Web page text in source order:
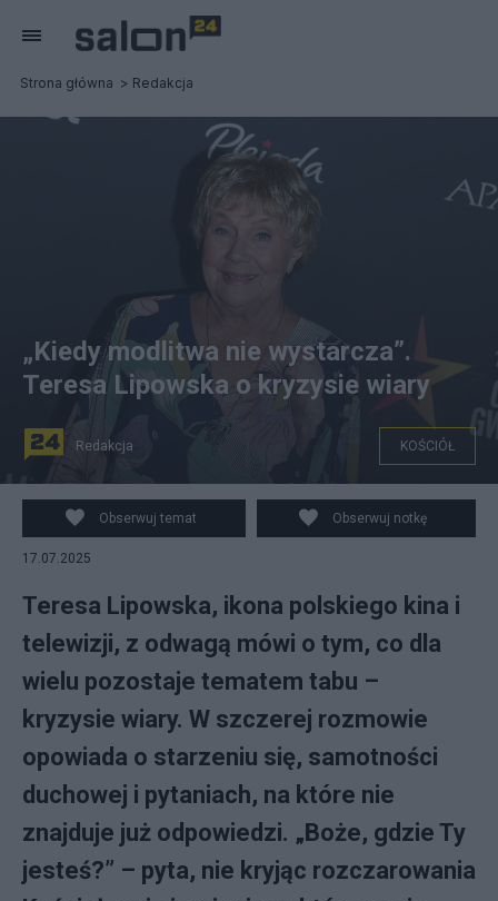
Strona główna Redakcja
„Kiedy modlitwa nie wystarcza”.
Teresa Lipowska o kryzysie wiary
Redakcja KOŚCIÓŁ
Obserwuj temat Obserwuj notkę
17.07.2025
Teresa Lipowska, ikona polskiego kina i
telewizji, z odwagą mówi o tym, co dla
wielu pozostaje tematem tabu –
kryzysie wiary. W szczerej rozmowie
opowiada o starzeniu się, samotności
duchowej i pytaniach, na które nie
znajduje już odpowiedzi. „Boże, gdzie Ty
jesteś?” – pyta, nie kryjąc rozczarowania